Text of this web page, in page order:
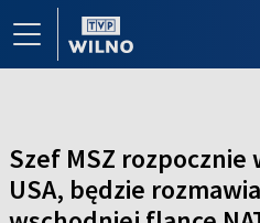
Szef MSZ rozpocznie
USA, będzie